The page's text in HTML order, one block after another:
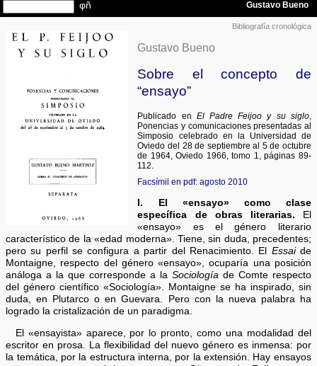
Bibliografía cronológica
Gustavo Bueno
Sobre el concepto de
“ensayo”
Publicado en El Padre Feijoo y su siglo,
Ponencias y comunicaciones presentadas al
Simposio celebrado en la Universidad de
Oviedo del 28 de septiembre al 5 de octubre
de 1964, Oviedo 1966, tomo 1, páginas 89-
112.
Facsímil en pdf: agosto 2010
I. El «ensayo» como clase
específica de obras literarias. El
«ensayo» es el género literario
característico de la «edad moderna». Tiene, sin duda, precedentes;
pero su perfil se configura a partir del Renacimiento. El Essaide
Montaigne, respecto del género «ensayo», ocuparía una posición
análoga a la que corresponde a la Sociologíade Comte respecto
del género científico «Sociología». Montaigne se ha inspirado, sin
duda, en Plutarco o en Guevara. Pero con la nueva palabra ha
logrado la cristalización de un paradigma.
El «ensayista» aparece, por lo pronto, como una modalidad del
escritor en prosa. La flexibilidad del nuevo género es inmensa: por
la temática, por la estructura interna, por la extensión. Hay ensayos